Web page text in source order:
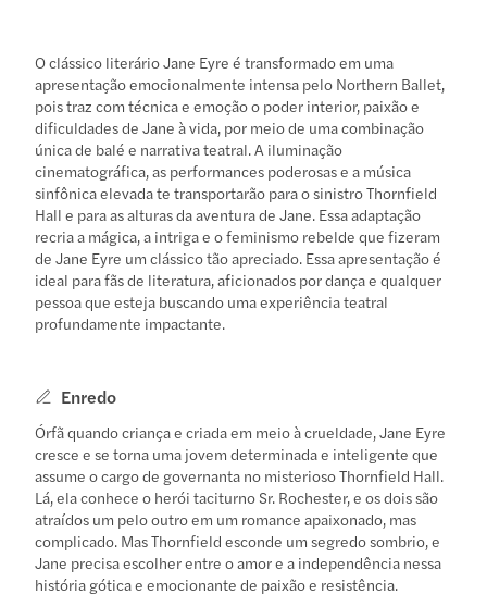
O clássico literário Jane Eyre é transformado em uma
apresentação emocionalmente intensa pelo Northern Ballet,
pois traz com técnica e emoção o poder interior, paixão e
dificuldades de Jane à vida, por meio de uma combinação
única de balé e narrativa teatral. A iluminação
cinematográfica, as performances poderosas e a música
sinfônica elevada te transportarão para o sinistro Thornfield
Hall e para as alturas da aventura de Jane. Essa adaptação
recria a mágica, a intriga e o feminismo rebelde que fizeram
de Jane Eyre um clássico tão apreciado. Essa apresentação é
ideal para fãs de literatura, aficionados por dança e qualquer
pessoa que esteja buscando uma experiência teatral
profundamente impactante.
Enredo
Órfã quando criança e criada em meio à crueldade, Jane Eyre
cresce e se torna uma jovem determinada e inteligente que
assume o cargo de governanta no misterioso Thornfield Hall.
Lá, ela conhece o herói taciturno Sr. Rochester, e os dois são
atraídos um pelo outro em um romance apaixonado, mas
complicado. Mas Thornfield esconde um segredo sombrio, e
Jane precisa escolher entre o amor e a independência nessa
história gótica e emocionante de paixão e resistência.